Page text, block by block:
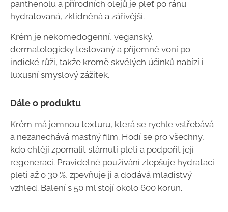
panthenolu a přírodních olejů je pleť po ránu
hydratovaná, zklidněná a zářivější.
Krém je nekomedogenní, veganský,
dermatologicky testovaný a příjemně voní po
indické růži, takže kromě skvělých účinků nabízí i
luxusní smyslový zážitek.
Dále o produktu
Krém má jemnou texturu, která se rychle vstřebává
a nezanechává mastný film. Hodí se pro všechny,
kdo chtějí zpomalit stárnutí pleti a podpořit její
regeneraci. Pravidelné používání zlepšuje hydrataci
pleti až o 30 %, zpevňuje ji a dodává mladistvý
vzhled. Balení s 50 ml stojí okolo 600 korun.